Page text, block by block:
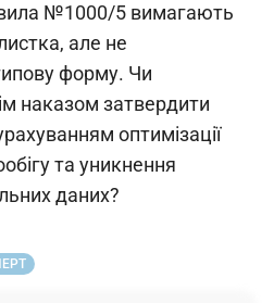
№1000/5 вимагають
але не
форму. Чи
наказом затвердити
оптимізації
та уникнення
даних?